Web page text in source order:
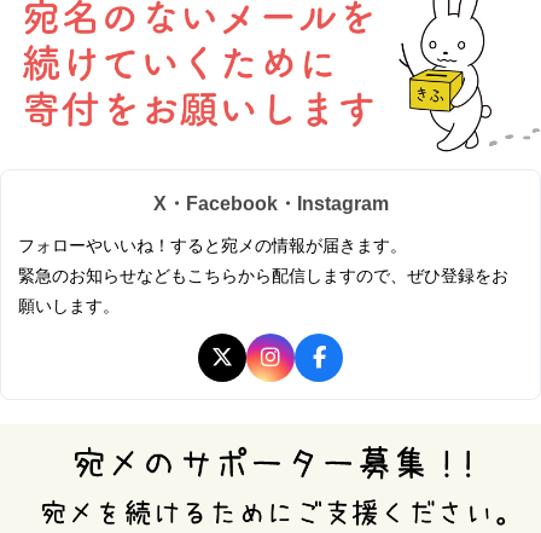
X・Facebook・Instagram
フォローやいいね！すると宛メの情報が届きます。
緊急のお知らせなどもこちらから配信しますので、ぜひ登録をお
願いします。